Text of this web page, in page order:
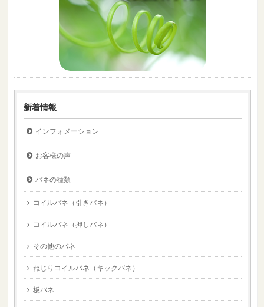
新着情報
インフォメーション
お客様の声
バネの種類
コイルバネ（引きバネ）
コイルバネ（押しバネ）
その他のバネ
ねじりコイルバネ（キックバネ）
板バネ